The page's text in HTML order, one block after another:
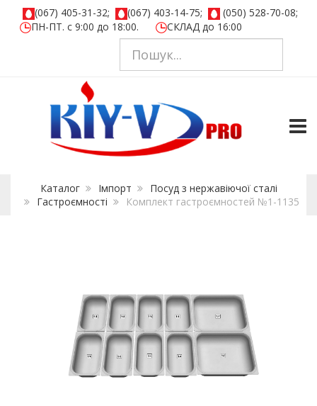
(067) 405-31-32; (067) 403-14-75;
(050) 528-70-08;
ПН-ПТ. с 9:00 до 18:00.
СКЛАД до 16:00
Каталог Імпорт
Посуд з нержавіючої сталі
Гастроємності
Комплект гастроємностей №1-1135